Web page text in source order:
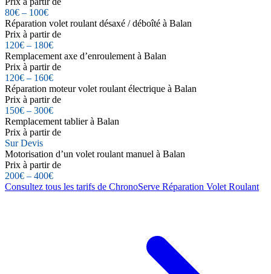
80€ – 100€
Réparation volet roulant désaxé / déboîté à Balan
Prix à partir de
120€ – 180€
Remplacement axe d’enroulement à Balan
Prix à partir de
120€ – 160€
Réparation moteur volet roulant électrique à Balan
Prix à partir de
150€ – 300€
Remplacement tablier à Balan
Prix à partir de
Sur Devis
Motorisation d’un volet roulant manuel à Balan
Prix à partir de
200€ – 400€
Consultez tous les tarifs de ChronoServe Réparation Volet Roulant